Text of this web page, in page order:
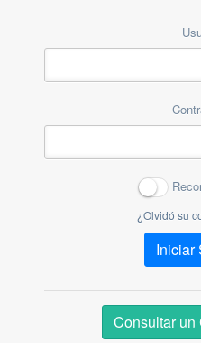
¿Olvidó su
Iniciar